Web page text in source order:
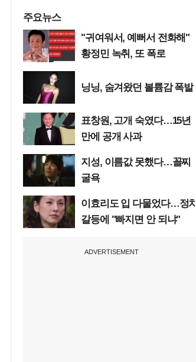
주요뉴스
"귀여워서, 예뻐서 전화해"
황정민 녹취, 또 폭로
닝닝, 숨겨왔던 볼륨감 폭발
표창원, 고개 숙였다…15년
만에 공개 사과
지성, 이름값 못했다…꼴찌
굴욕
이효리도 입 다물었다…정치
갈등에 "빠지면 안 되냐"
ADVERTISEMENT